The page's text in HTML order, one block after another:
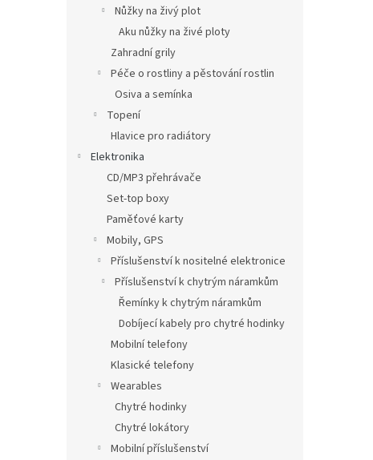
Nůžky na živý plot
Aku nůžky na živé ploty
Zahradní grily
Péče o rostliny a pěstování rostlin
Osiva a semínka
Topení
Hlavice pro radiátory
Elektronika
CD/MP3 přehrávače
Set-top boxy
Paměťové karty
Mobily, GPS
Příslušenství k nositelné elektronice
Příslušenství k chytrým náramkům
Řemínky k chytrým náramkům
Dobíjecí kabely pro chytré hodinky
Mobilní telefony
Klasické telefony
Wearables
Chytré hodinky
Chytré lokátory
Mobilní příslušenství